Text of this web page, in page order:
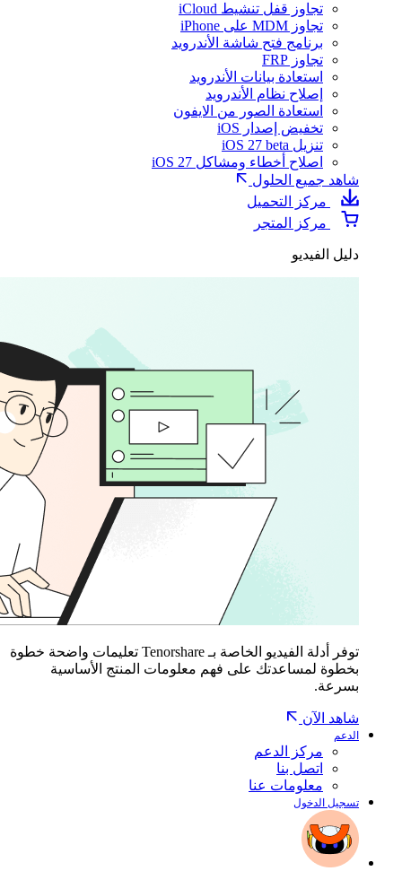
تجاوز قفل تنشيط iCloud
تجاوز MDM على iPhone
برنامج فتح شاشة الأندرويد
تجاوز FRP
استعادة بيانات الأندرويد
إصلاح نظام الأندرويد
استعادة الصور من الايفون
تخفيض إصدار iOS
تنزيل iOS 27 beta
اصلاح أخطاء ومشاكل iOS 27
شاهد جميع الحلول
مركز التحميل
مركز المتجر
دليل الفيديو
توفر أدلة الفيديو الخاصة بـ Tenorshare تعليمات واضحة خطوة
بخطوة لمساعدتك على فهم معلومات المنتج الأساسية
بسرعة.
شاهد الآن
الدعم
مركز الدعم
اتصل بنا
معلومات عنا
تسجيل الدخول